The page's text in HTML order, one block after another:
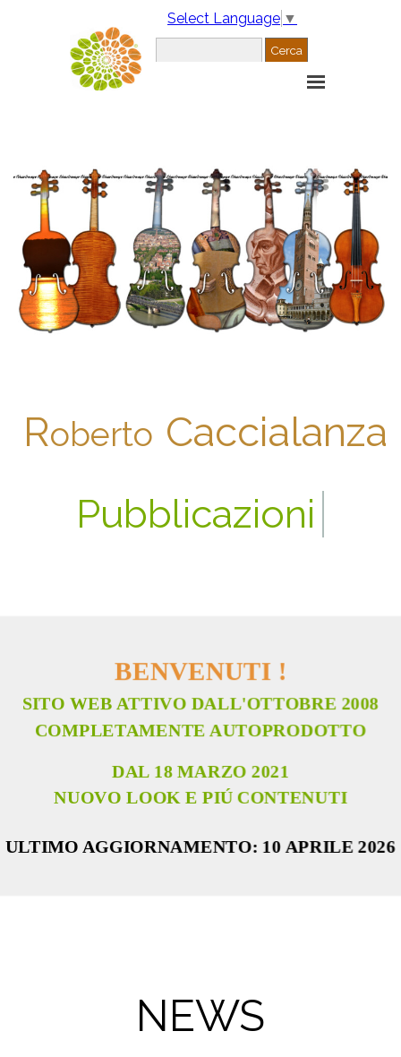
Cerca
Select Language ▼
Roberto Caccialanza
Mostre
BENVENUTI !
SITO WEBATTIVO DALL'OTTOBRE 2008
COMPLETAMENTE AUTOPRODOTTO
DAL 18 MARZO 2021
NUOVO LOOK E PIÚ CONTENUTI
ULTIMO AGGIORNAMENTO: 10 APRILE 2026
NEWS